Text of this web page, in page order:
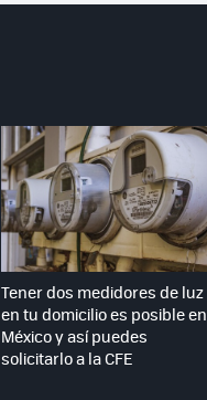
Tener dos medidores de luz
en tu domicilio es posible en
México y así puedes
solicitarlo a la CFE